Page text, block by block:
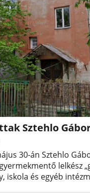
Sztehlo
30-án Sztehlo
lelkész
iskola és egyéb